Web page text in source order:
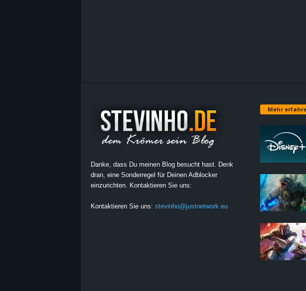
Danke, dass Du meinen Blog besucht hast. Denk
dran, eine Sonderregel für Deinen Adblocker
einzurichten. Kontaktieren Sie uns:
Kontaktieren Sie uns: stevinho@justnetwork.eu
Mehr